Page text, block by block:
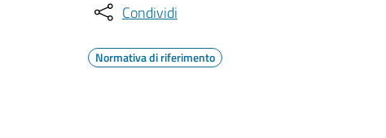
Condividi
Normativa di riferimento